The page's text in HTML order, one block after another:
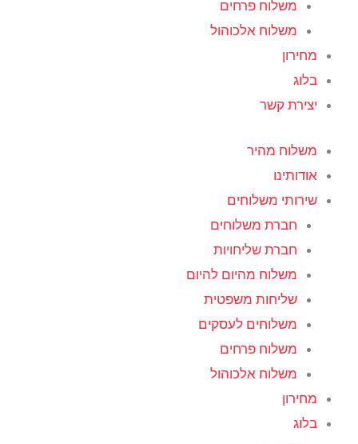
משלוח פרחים
משלוח אלכוהול
מחירון
בלוג
יצירת קשר
משלוח מהיר
אודותינו
שירותי משלוחים
חברת משלוחים
חברת שליחויות
משלוח מהיום להיום
שליחות משפטית
משלוחים לעסקים
משלוח פרחים
משלוח אלכוהול
מחירון
בלוג